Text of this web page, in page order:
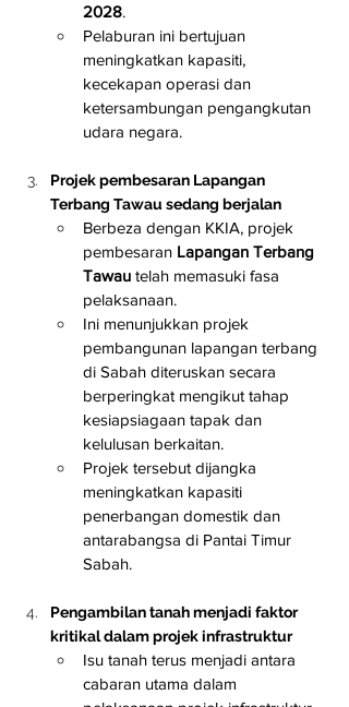
2028.
Pelaburan ini bertujuan
meningkatkan kapasiti,
kecekapan operasi dan
ketersambungan pengangkutan
udara negara.
Projek pembesaran Lapangan
Terbang Tawau sedang berjalan
Berbeza dengan KKIA, projek
pembesaran Lapangan Terbang
Tawau telah memasuki fasa
pelaksanaan.
Ini menunjukkan projek
pembangunan lapangan terbang
di Sabah diteruskan secara
berperingkat mengikut tahap
kesiapsiagaan tapak dan
kelulusan berkaitan.
Projek tersebut dijangka
meningkatkan kapasiti
penerbangan domestik dan
antarabangsa di Pantai Timur
Sabah.
Pengambilan tanah menjadi faktor
kritikal dalam projek infrastruktur
Isu tanah terus menjadi antara
cabaran utama dalam